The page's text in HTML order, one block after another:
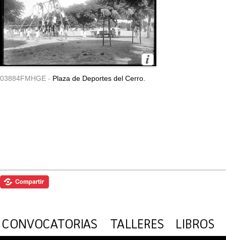
03884FMHGE - Plaza de Deportes del Cerro.